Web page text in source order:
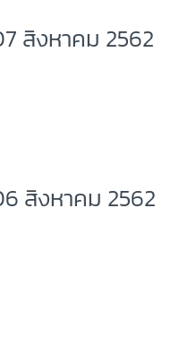
สิงหาคม 2562
สิงหาคม 2562